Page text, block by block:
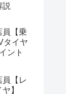
説
員【乗
タイヤ
ント
員【レ
】